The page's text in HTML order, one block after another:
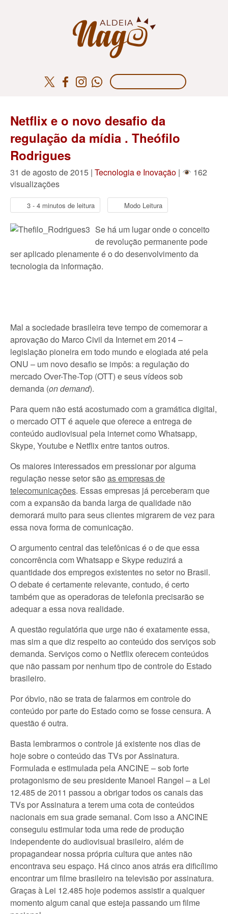
Netflix e o novo desafio da
regulação da mídia . Theófilo
Rodrigues
31 de agosto de 2015 | Tecnologia e Inovação |
162
visualizações
3 - 4 minutos de leitura Modo Leitura
Se há um lugar onde o conceito
de revolução permanente pode
ser aplicado plenamente é o do desenvolvimento da
tecnologia da informação.
Mal a sociedade brasileira teve tempo de comemorar a
aprovação do Marco Civil da Internet em 2014 –
legislação pioneira em todo mundo e elogiada até pela
ONU – um novo desafio se impôs: a regulação do
mercado Over-The-Top (OTT) e seus vídeos sob
demanda (on demand).
Para quem não está acostumado com a gramática digital,
o mercado OTT é aquele que oferece a entrega de
conteúdo audiovisual pela internet como Whatsapp,
Skype, Youtube e Netflix entre tantos outros.
Os maiores interessados em pressionar por alguma
regulação nesse setor são as empresas de
telecomunicações. Essas empresas já perceberam que
com a expansão da banda larga de qualidade não
demorará muito para seus clientes migrarem de vez para
essa nova forma de comunicação.
O argumento central das telefônicas é o de que essa
concorrência com Whatsapp e Skype reduzirá a
quantidade dos empregos existentes no setor no Brasil.
O debate é certamente relevante, contudo, é certo
também que as operadoras de telefonia precisarão se
adequar a essa nova realidade.
A questão regulatória que urge não é exatamente essa,
mas sim a que diz respeito ao conteúdo dos serviços sob
demanda. Serviços como o Netflix oferecem conteúdos
que não passam por nenhum tipo de controle do Estado
brasileiro.
Por óbvio, não se trata de falarmos em controle do
conteúdo por parte do Estado como se fosse censura. A
questão é outra.
Basta lembrarmos o controle já existente nos dias de
hoje sobre o conteúdo das TVs por Assinatura.
Formulada e estimulada pela ANCINE – sob forte
protagonismo de seu presidente Manoel Rangel – a Lei
12.485 de 2011 passou a obrigar todos os canais das
TVs por Assinatura a terem uma cota de conteúdos
nacionais em sua grade semanal. Com isso a ANCINE
conseguiu estimular toda uma rede de produção
independente do audiovisual brasileiro, além de
propagandear nossa própria cultura que antes não
encontrava seu espaço. Há cinco anos atrás era dificílimo
encontrar um filme brasileiro na televisão por assinatura.
Graças à Lei 12.485 hoje podemos assistir a qualquer
momento algum canal que esteja passando um filme